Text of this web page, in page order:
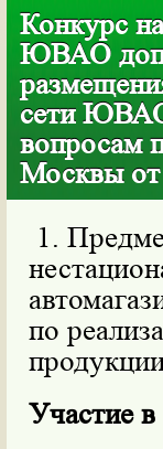
Конкурс
ЮВАО
сети
вопросам
Москвы
1.
по
Участие в